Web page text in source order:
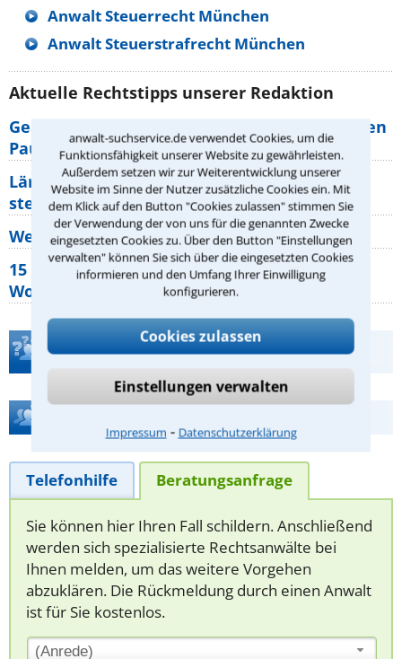
anwalt-suchservice.de verwendet Cookies, um die
Funktionsfähigkeit unserer Website zu gewährleisten.
Außerdem setzen wir zur Weiterentwicklung unserer
Website im Sinne der Nutzer zusätzliche Cookies ein. Mit
dem Klick auf den Button "Cookies zulassen" stimmen Sie
der Verwendung der von uns für die genannten Zwecke
eingesetzten Cookies zu. Über den Button "Einstellungen
verwalten" können Sie sich über die eingesetzten Cookies
informieren und den Umfang Ihrer Einwilligung
konfigurieren.
Cookies zulassen
Einstellungen verwalten
Impressum ⁃ Datenschutzerklärung
Anwalt Steuerrecht München
Anwalt Steuerstrafrecht München
Aktuelle Rechtstipps unserer Redaktion
Geänderte Abflugzeiten: Welche Rechte haben
Pauschalurlauber?
Lärm von den Nachbarn: Welche Rechte
stehen mir zu?
Wer muss Zweitwohnungssteuer zahlen?
15 elementare Rechte, die jeder
Wohnungseigentümer kennen sollte
Teste Dein Rechtswissen
Telefonhilfe Beratungsanfrage
Sie können hier Ihren Fall schildern. Anschließend
werden sich spezialisierte Rechtsanwälte bei
Ihnen melden, um das weitere Vorgehen
abzuklären. Die Rückmeldung durch einen Anwalt
ist für Sie kostenlos.
(Anrede)